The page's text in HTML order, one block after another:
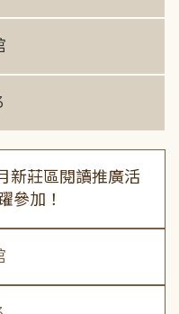
新莊區閱讀推廣活
參加！